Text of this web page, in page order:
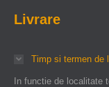
Livrare
Timp si termen de
In functie de localitate